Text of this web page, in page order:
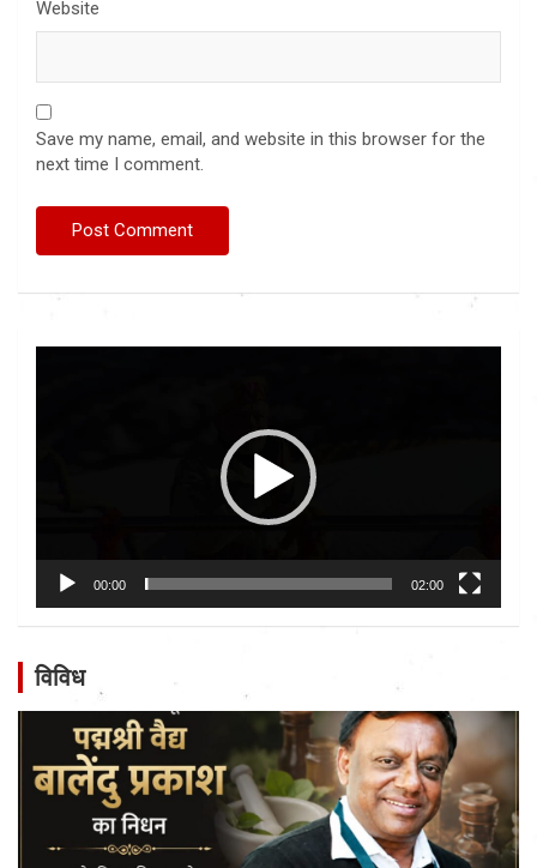
Website
Save my name, email, and website in this browser for the
next time I comment.
00:00 02:00
विविध